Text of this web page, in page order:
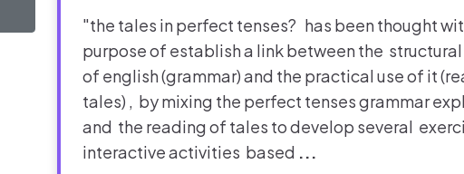
"the tales in perfect tenses? has been thought
purpose of establish a link between the
of english (grammar) and the practical use of it
tales) , by mixing the perfect tenses grammar
and the reading of tales to develop several
interactive activities based ...